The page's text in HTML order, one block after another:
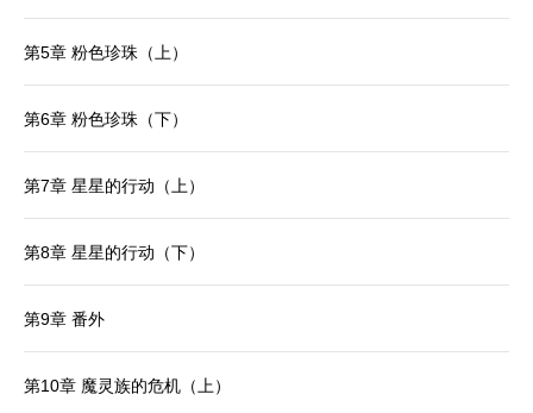
第5章 粉色珍珠（上）
第6章 粉色珍珠（下）
第7章 星星的行动（上）
第8章 星星的行动（下）
第9章 番外
第10章 魔灵族的危机（上）